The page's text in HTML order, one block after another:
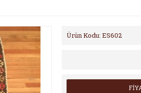
Ürün Kodu: ES602